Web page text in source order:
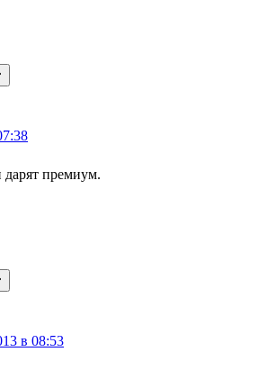
премиум.
в 08:53